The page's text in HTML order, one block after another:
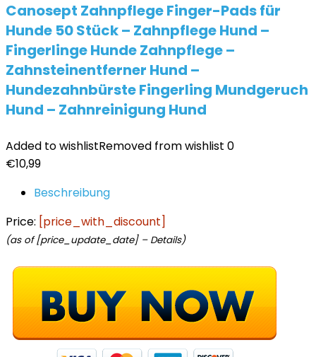
Canosept Zahnpflege Finger-Pads für
Hunde 50 Stück – Zahnpflege Hund –
Fingerlinge Hunde Zahnpflege –
Zahnsteinentferner Hund –
Hundezahnbürste Fingerling Mundgeruch
Hund – Zahnreinigung Hund
Added to wishlistRemoved from wishlist 0
€10,99
Beschreibung
Price: [price_with_discount]
(as of [price_update_date] – Details)